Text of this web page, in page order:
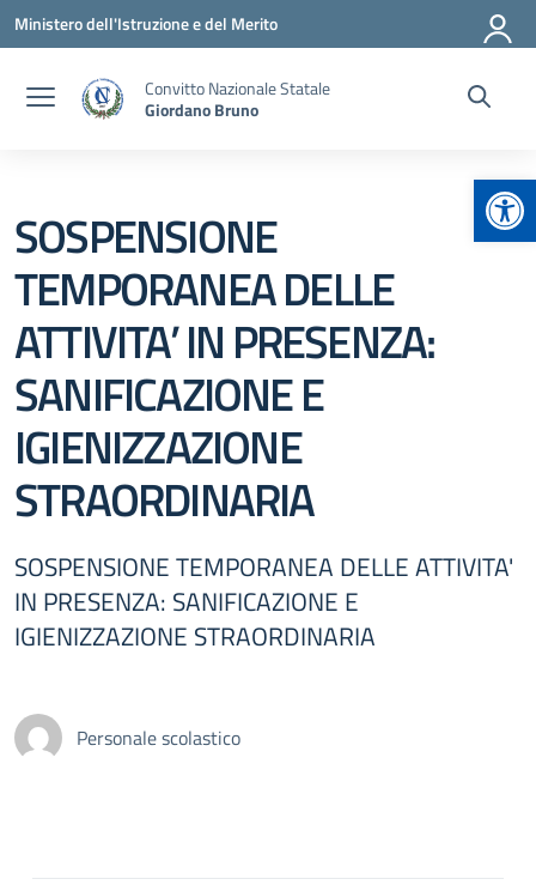
Vai ai contenuti
Vai al menu di navigazione
Vai al footer
Ministero dell'Istruzione e del Merito
Convitto Nazionale Statale
Giordano Bruno
SOSPENSIONE
TEMPORANEA DELLE
ATTIVITA’ IN PRESENZA:
SANIFICAZIONE E
IGIENIZZAZIONE
STRAORDINARIA
SOSPENSIONE TEMPORANEA DELLE ATTIVITA'
IN PRESENZA: SANIFICAZIONE E
IGIENIZZAZIONE STRAORDINARIA
Personale scolastico